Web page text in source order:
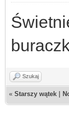
Szukaj
« Starszy wątek